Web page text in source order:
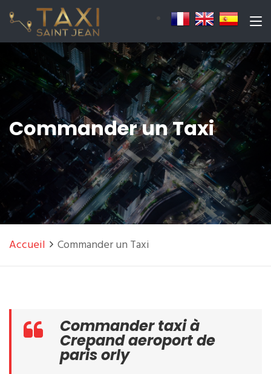
Commander un Taxi
Accueil Commander un Taxi
Commander taxi à
Crepand aeroport de
paris orly